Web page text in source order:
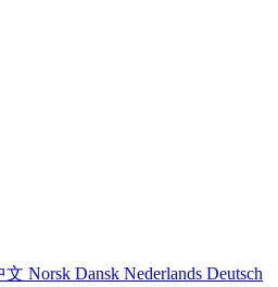
文 Norsk Dansk Nederlands Deutsch